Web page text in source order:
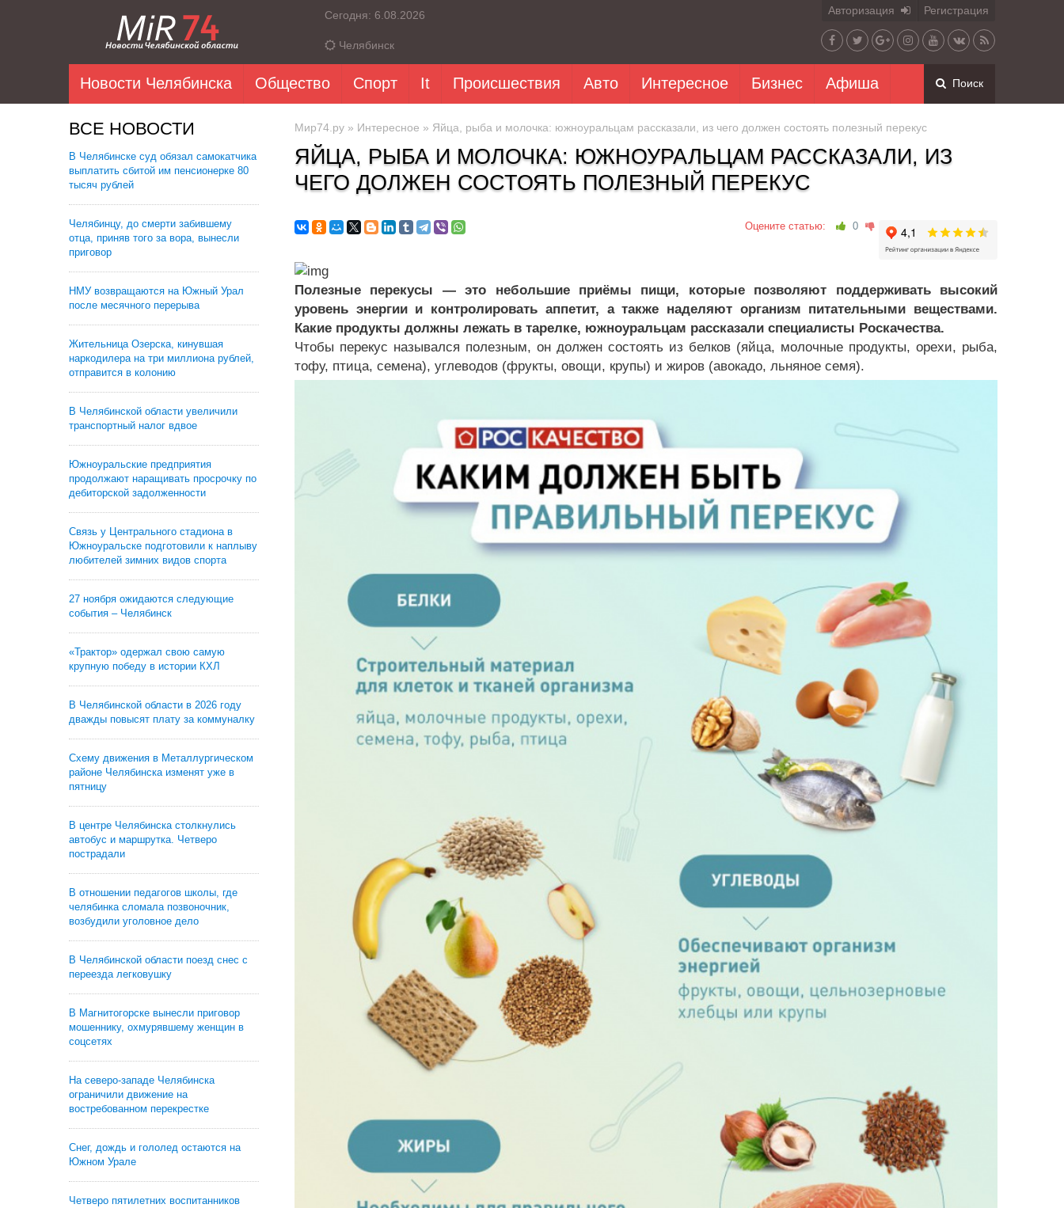
Сегодня: 6.08.2026
Челябинск
Авторизация Регистрация
Новости Челябинска Общество Спорт It Происшествия Авто Интересное Бизнес Афиша Поиск
ВСЕ НОВОСТИ
В Челябинске суд обязал самокатчика
выплатить сбитой им пенсионерке 80
тысяч рублей
Челябинцу, до смерти забившему
отца, приняв того за вора, вынесли
приговор
НМУ возвращаются на Южный Урал
после месячного перерыва
Жительница Озерска, кинувшая
наркодилера на три миллиона рублей,
отправится в колонию
В Челябинской области увеличили
транспортный налог вдвое
Южноуральские предприятия
продолжают наращивать просрочку по
дебиторской задолженности
Связь у Центрального стадиона в
Южноуральске подготовили к наплыву
любителей зимних видов спорта
27 ноября ожидаются следующие
события – Челябинск
«Трактор» одержал свою самую
крупную победу в истории КХЛ
В Челябинской области в 2026 году
дважды повысят плату за коммуналку
Схему движения в Металлургическом
районе Челябинска изменят уже в
пятницу
В центре Челябинска столкнулись
автобус и маршрутка. Четверо
пострадали
В отношении педагогов школы, где
челябинка сломала позвоночник,
возбудили уголовное дело
В Челябинской области поезд снес с
переезда легковушку
В Магнитогорске вынесли приговор
мошеннику, охмурявшему женщин в
соцсетях
На северо-западе Челябинска
ограничили движение на
востребованном перекрестке
Снег, дождь и гололед остаются на
Южном Урале
Четверо пятилетних воспитанников
Мир74.ру » Интересное » Яйца, рыба и молочка: южноуральцам рассказали, из чего должен состоять полезный перекус
ЯЙЦА, РЫБА И МОЛОЧКА: ЮЖНОУРАЛЬЦАМ РАССКАЗАЛИ, ИЗ
ЧЕГО ДОЛЖЕН СОСТОЯТЬ ПОЛЕЗНЫЙ ПЕРЕКУС
Оцените статью: 0
Полезные перекусы — это небольшие приёмы пищи, которые позволяют поддерживать высокий
уровень энергии и контролировать аппетит, а также наделяют организм питательными веществами.
Какие продукты должны лежать в тарелке, южноуральцам рассказали специалисты Роскачества.
Чтобы перекус назывался полезным, он должен состоять из белков (яйца, молочные продукты, орехи, рыба,
тофу, птица, семена), углеводов (фрукты, овощи, крупы) и жиров (авокадо, льняное семя).